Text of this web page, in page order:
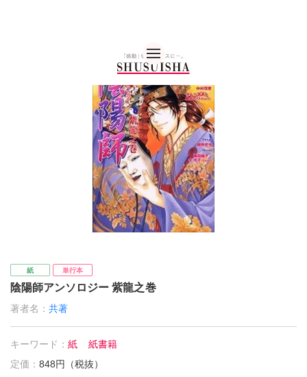
紙 単行本
陰陽師アンソロジー 紫龍之巻
著者名：共著
キーワード：紙
紙書籍
定価：848円（税抜）